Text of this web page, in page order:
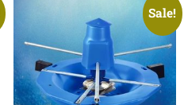
Sale!